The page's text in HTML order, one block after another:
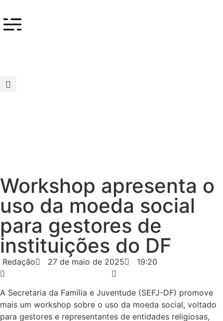
Workshop apresenta o
uso da moeda social
para gestores de
instituições do DF
Redação 27 de maio de 2025 19:20
A Secretaria da Família e Juventude (SEFJ-DF) promove
mais um workshop sobre o uso da moeda social, voltado
para gestores e representantes de entidades religiosas,